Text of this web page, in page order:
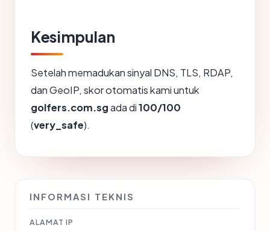
Kesimpulan
Setelah memadukan sinyal DNS, TLS, RDAP,
dan GeoIP, skor otomatis kami untuk
golfers.com.sgada di100/100
(very_safe).
INFORMASI TEKNIS
ALAMAT IP